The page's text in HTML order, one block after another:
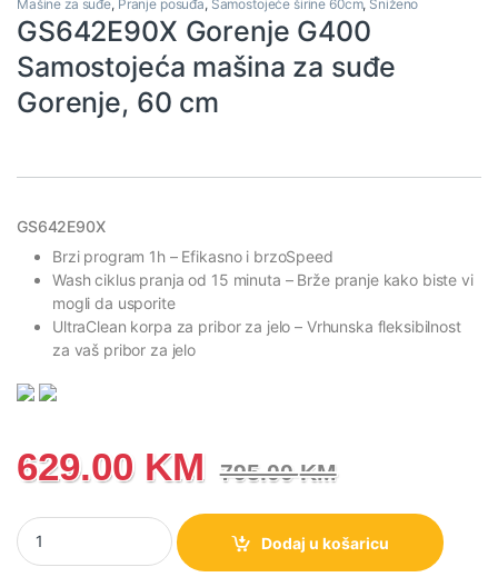
Mašine za suđe, Pranje posuđa, Samostojeće širine 60cm, Sniženo
GS642E90X Gorenje G400
Samostojeća mašina za suđe
Gorenje, 60 cm
GS642E90X
Brzi program 1h – Efikasno i brzoSpeed
Wash ciklus pranja od 15 minuta – Brže pranje kako biste vi
mogli da usporite
UltraClean korpa za pribor za jelo– Vrhunska fleksibilnost
za vaš pribor za jelo
629.00 KM 795.00KM
GS642E90X Gorenje G400 Samostojeća mašina za suđe
Dodaj u košaricu